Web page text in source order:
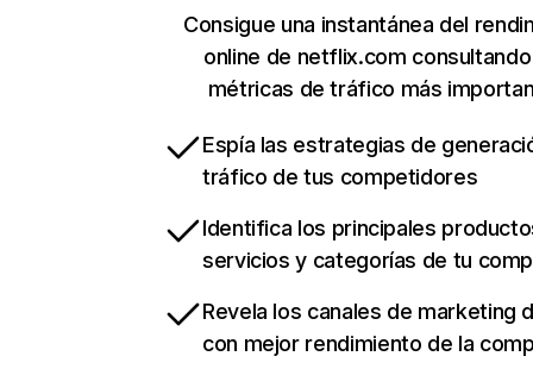
Consigue una instantánea del
online de netflix.com
métricas de tráfico más
Espía las estrategias de
tráfico de tus competidores
Identifica los principales
servicios y categorías de tu
Revela los canales de marketing
con mejor rendimiento de la